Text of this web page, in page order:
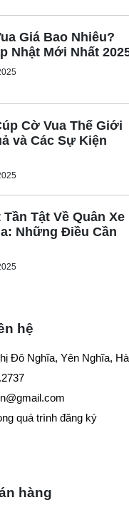
Giá Bao Nhiêu?
Nhật Mới Nhất
Cờ Vua Thế Giới
và Các Sự Kiện
Tật Về Quân Xe
Những Điều Cần
hệ
Đô Nghĩa, Yên Nghĩa,
quá trình đăng ký
hàng